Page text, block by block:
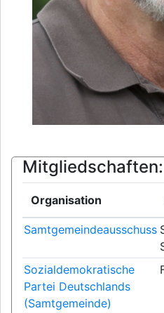
Mitgliedschaften:
Organisation
Samtgemeindeausschuss
Sozialdemokratische
Partei Deutschlands
(Samtgemeinde)